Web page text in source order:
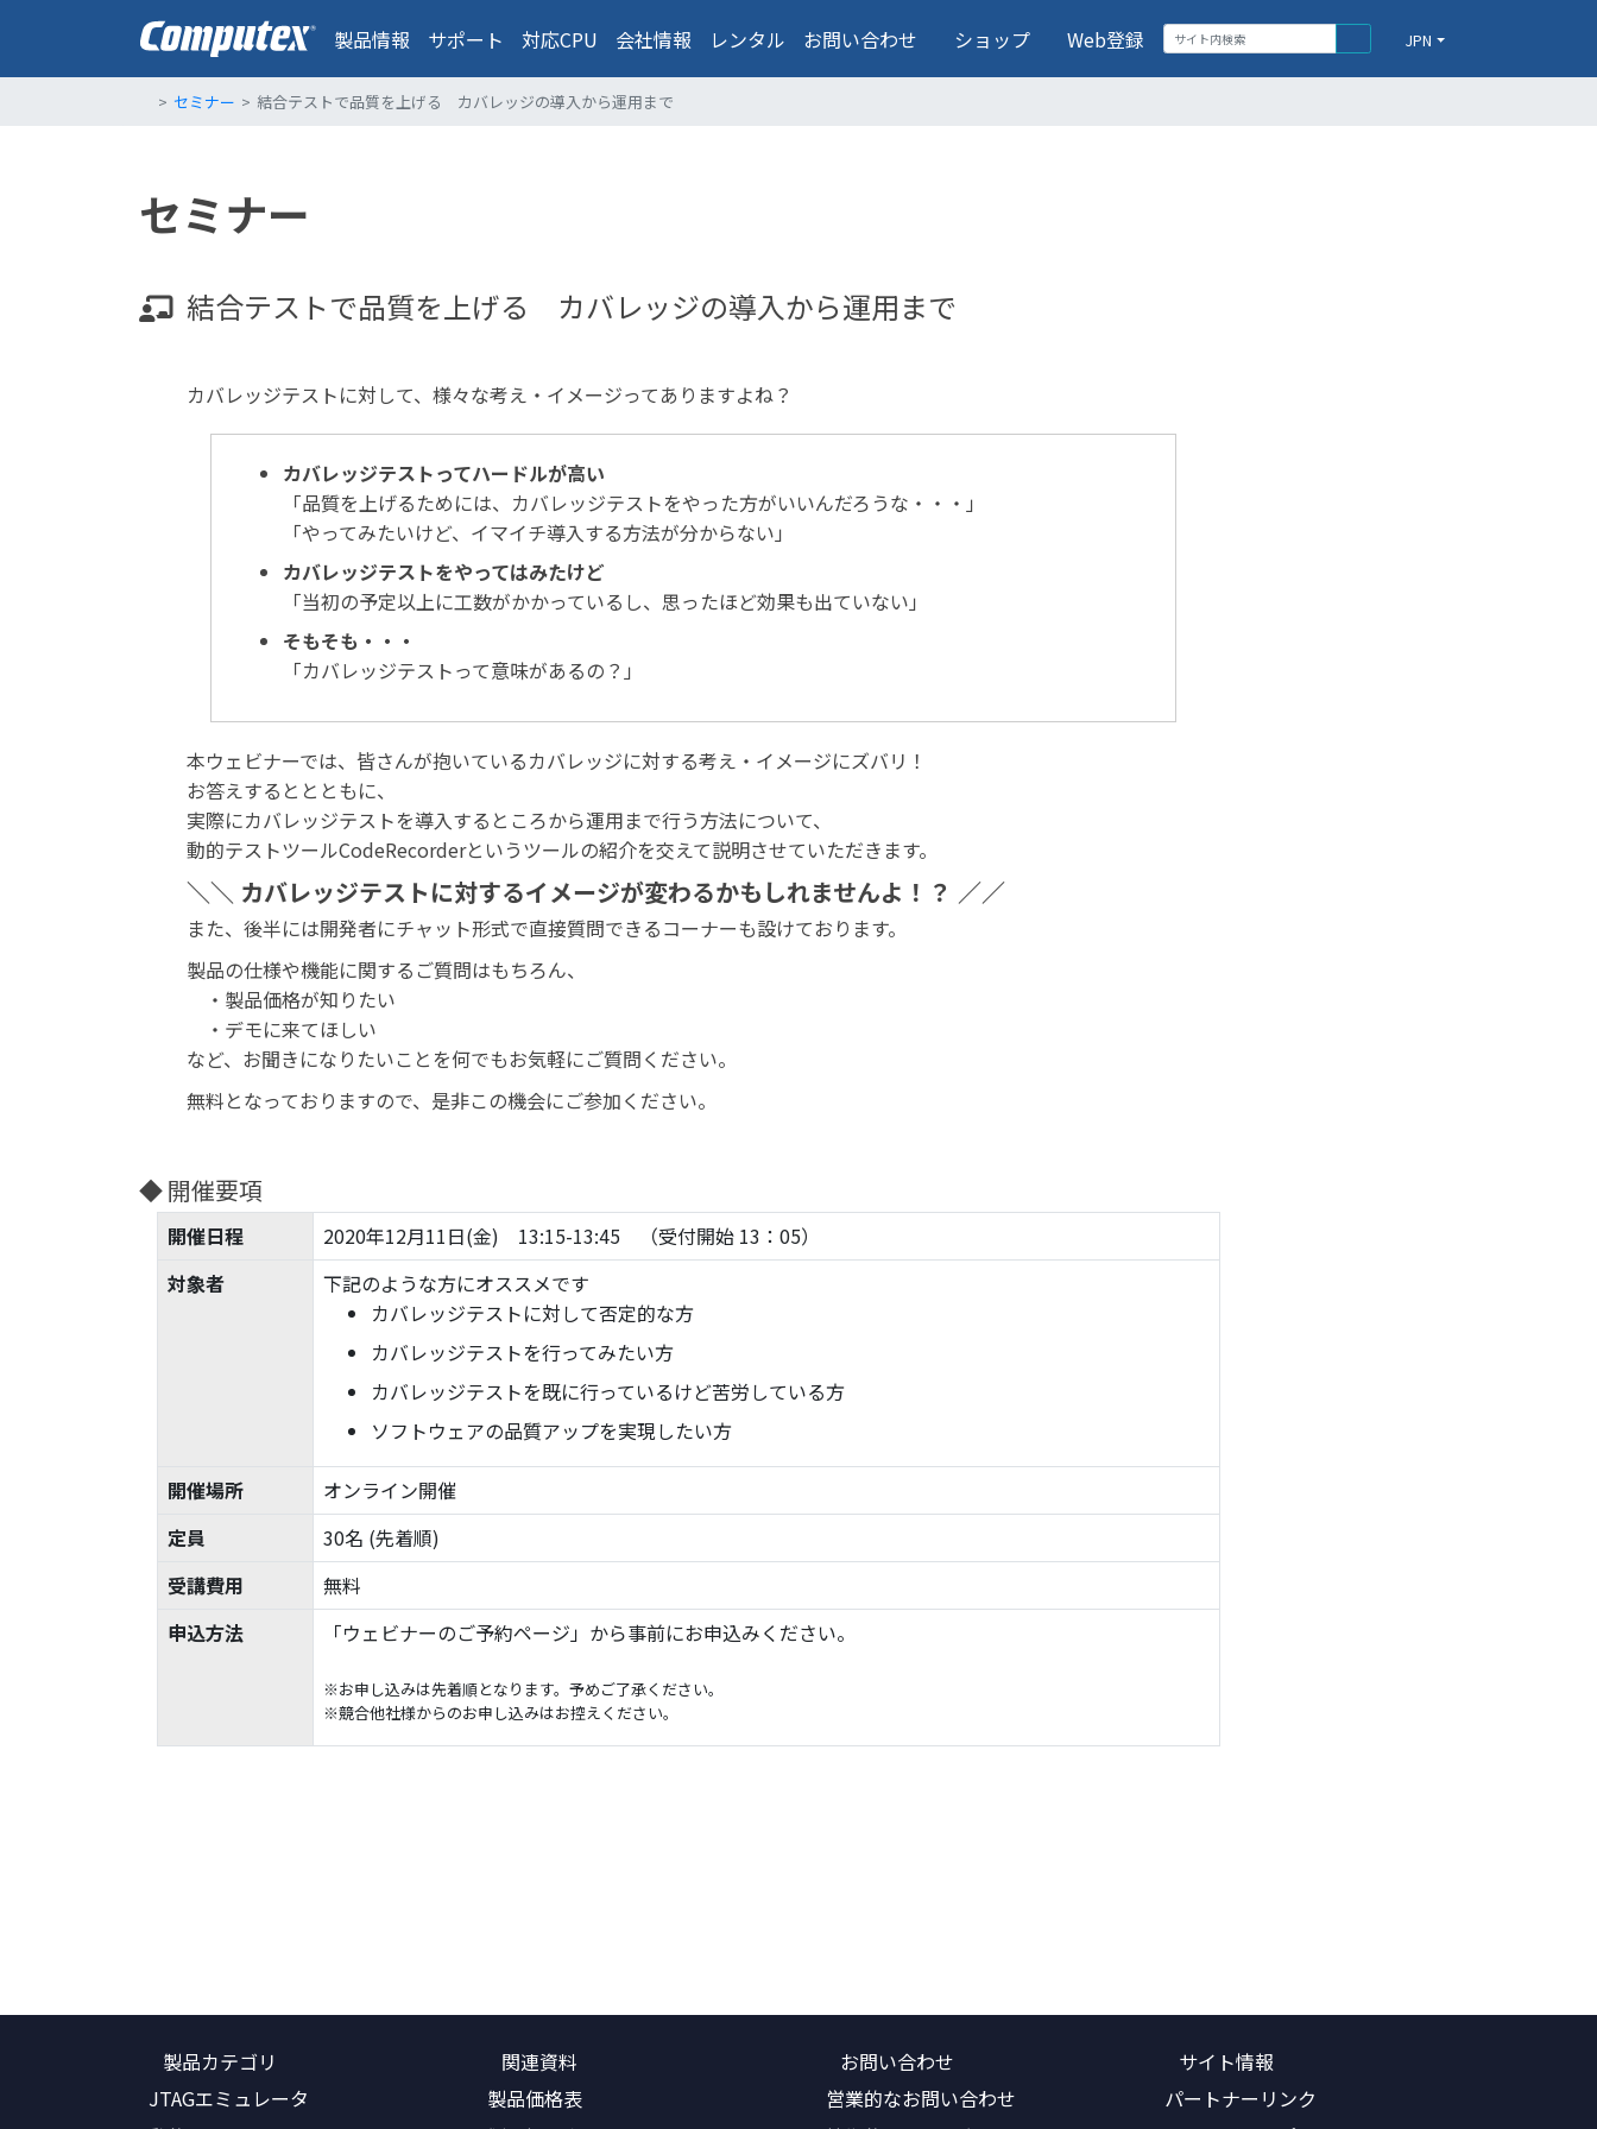
製品情報 サポート 対応CPU 会社情報 レンタル お問い合わせ ショップ Web登録 JPN
セミナー 結合テストで品質を上げる カバレッジの導入から運用まで
セミナー
結合テストで品質を上げる カバレッジの導入から運用まで
カバレッジテストに対して、様々な考え・イメージってありますよね？
カバレッジテストってハードルが高い
「品質を上げるためには、カバレッジテストをやった方がいいんだろうな・・・」
「やってみたいけど、イマイチ導入する方法が分からない」
カバレッジテストをやってはみたけど
「当初の予定以上に工数がかかっているし、思ったほど効果も出ていない」
そもそも・・・
「カバレッジテストって意味があるの？」
本ウェビナーでは、皆さんが抱いているカバレッジに対する考え・イメージにズバリ！
お答えするととともに、
実際にカバレッジテストを導入するところから運用まで行う方法について、
動的テストツールCodeRecorderというツールの紹介を交えて説明させていただきます。
＼＼ カバレッジテストに対するイメージが変わるかもしれませんよ！？ ／／
また、後半には開発者にチャット形式で直接質問できるコーナーも設けております。
製品の仕様や機能に関するご質問はもちろん、
・製品価格が知りたい
・デモに来てほしい
など、お聞きになりたいことを何でもお気軽にご質問ください。
無料となっておりますので、是非この機会にご参加ください。
◆ 開催要項
開催日程
2020年12月11日(金) 13:15-13:45 （受付開始 13：05）
対象者
下記のような方にオススメです
カバレッジテストに対して否定的な方
カバレッジテストを行ってみたい方
カバレッジテストを既に行っているけど苦労している方
ソフトウェアの品質アップを実現したい方
開催場所
オンライン開催
定員
30名 (先着順)
受講費用
無料
申込方法
「ウェビナーのご予約ページ」から事前にお申込みください。
※お申し込みは先着順となります。予めご了承ください。
※競合他社様からのお申し込みはお控えください。
製品カテゴリ
JTAGエミュレータ
関連資料
製品価格表
お問い合わせ
営業的なお問い合わせ
サイト情報
パートナーリンク